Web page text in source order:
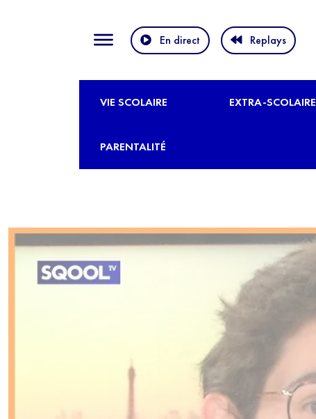
En direct Replays
VIE SCOLAIRE EXTRA-SCOLAIRE
PARENTALITÉ